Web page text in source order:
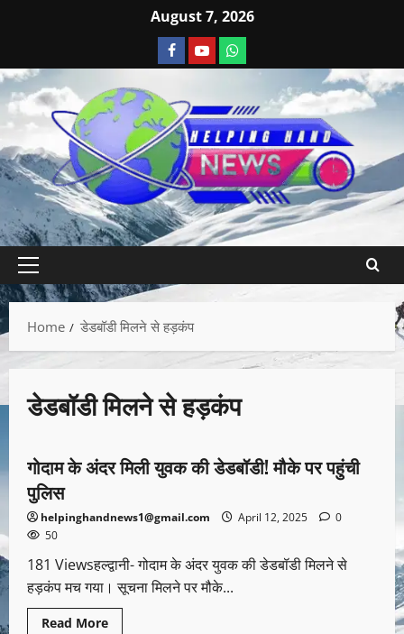
August 7, 2026
Home डेडबॉडी मिलने से हड़कंप
डेडबॉडी मिलने से हड़कंप
1 minute read
उत्तराखण्ड
गोदाम के अंदर मिली युवक की डेडबॉडी! मौके पर पहुंची
पुलिस
helpinghandnews1@gmail.com April 12, 2025
0
50
181 Viewsहल्द्वानी- गोदाम के अंदर युवक की डेडबॉडी मिलने से
हड़कंप मच गया। सूचना मिलने पर मौके...
Read More